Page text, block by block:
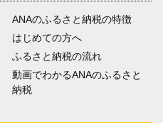
ANAのふるさと納税の特徴
はじめての方へ
ふるさと納税の流れ
動画でわかるANAのふるさと
納税